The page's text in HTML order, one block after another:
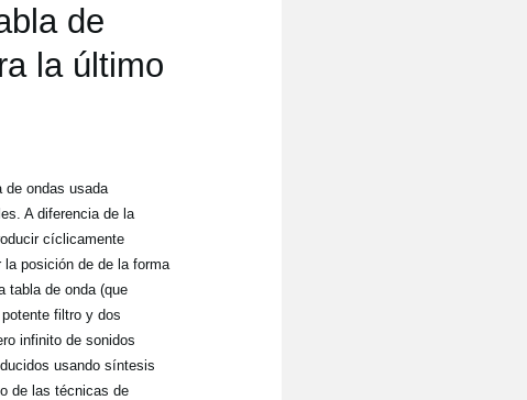
de
la último
de ondas usada
A diferencia de la
cíclicamente
posición de de la forma
tabla de onda (que
filtro y dos
infinito de sonidos
usando síntesis
de las técnicas de